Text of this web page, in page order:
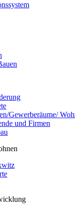
Gewerberäume/
und Firmen